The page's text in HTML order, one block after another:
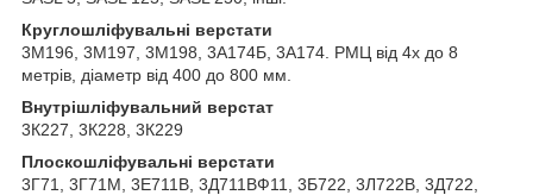
Круглошліфувальні верстати
3М196, 3М197, 3М198, 3А174Б, 3А174. РМЦ від 4х до 8
метрів, діаметр від 400 до 800 мм.
Внутрішліфувальний верстат
3К227, 3К228, 3К229
Плоскошліфувальні верстати
3Г71, 3Г71М, 3Е711В, 3Д711ВФ11, 3Б722, 3Л722В, 3Д722,